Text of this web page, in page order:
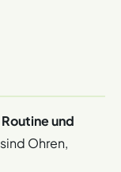
Routine und
sind Ohren,